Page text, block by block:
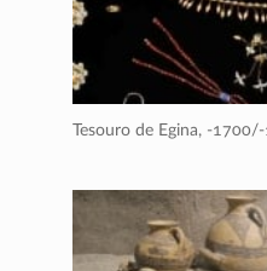
Tesouro de Egina, -1700/-